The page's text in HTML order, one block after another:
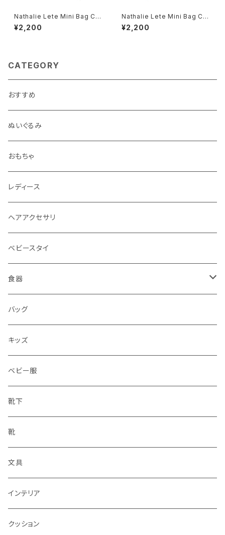
Nathalie Lete Mini Bag Ch
eck×Maya
¥2,200
Nathalie Lete Mini Bag Ch
eck×Lucky cat
¥2,200
CATEGORY
おすすめ
ぬいぐるみ
おもちゃ
レディース
ヘアアクセサリ
ベビースタイ
食器
水筒
水筒
バッグ
キッズ
ベビー服
靴下
靴
文具
インテリア
クッション